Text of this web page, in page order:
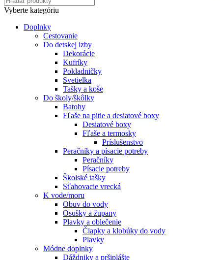
Vyberte kategóriu
Doplnky
Cestovanie
Do detskej izby
Dekorácie
Kufríky
Pokladničky
Svetielka
Tašky a koše
Do školy/škôlky
Batohy
Fľaše na pitie a desiatové boxy
Desiatové boxy
Fľaše a termosky
Príslušenstvo
Peračníky a písacie potreby
Peračníky
Písacie potreby
Školské tašky
Sťahovacie vrecká
K vode/moru
Obuv do vody
Osušky a župany
Plavky a oblečenie
Čiapky a klobúky do vody
Plavky
Módne doplnky
Dáždniky a pršiplášte